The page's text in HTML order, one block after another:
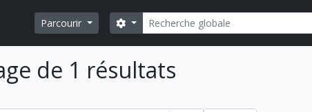
Parcourir Rechercher
Search options
de 1 résultats